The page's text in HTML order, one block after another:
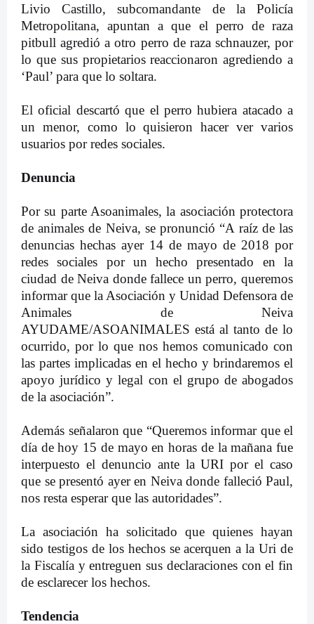
Livio Castillo, subcomandante de la Policía
Metropolitana, apuntan a que el perro de raza
pitbull agredió a otro perro de raza schnauzer, por
lo que sus propietarios reaccionaron agrediendo a
‘Paul’ para que lo soltara.
El oficial descartó que el perro hubiera atacado a
un menor, como lo quisieron hacer ver varios
usuarios por redes sociales.
Denuncia
Por su parte Asoanimales, la asociación protectora
de animales de Neiva, se pronunció “A raíz de las
denuncias hechas ayer 14 de mayo de 2018 por
redes sociales por un hecho presentado en la
ciudad de Neiva donde fallece un perro, queremos
informar que la Asociación y Unidad Defensora de
Animales de Neiva
AYUDAME/ASOANIMALES está al tanto de lo
ocurrido, por lo que nos hemos comunicado con
las partes implicadas en el hecho y brindaremos el
apoyo jurídico y legal con el grupo de abogados
de la asociación”.
Además señalaron que “Queremos informar que el
día de hoy 15 de mayo en horas de la mañana fue
interpuesto el denuncio ante la URI por el caso
que se presentó ayer en Neiva donde falleció Paul,
nos resta esperar que las autoridades”.
La asociación ha solicitado que quienes hayan
sido testigos de los hechos se acerquen a la Uri de
la Fiscalía y entreguen sus declaraciones con el fin
de esclarecer los hechos.
Tendencia